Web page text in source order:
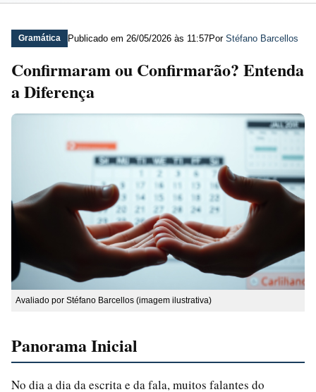
Gramática Publicado em 26/05/2026 às 11:57Por Stéfano Barcellos
Confirmaram ou Confirmarão? Entenda
a Diferença
Avaliado por Stéfano Barcellos (imagem ilustrativa)
Panorama Inicial
No dia a dia da escrita e da fala, muitos falantes do